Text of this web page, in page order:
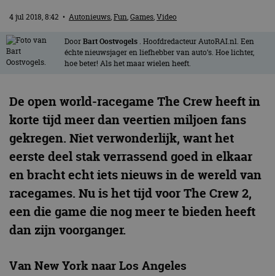
4 jul 2018, 8:42 • Autonieuws,Fun,Games,Video
DoorBart Oostvogels . Hoofdredacteur AutoRAI.nl. Een
échte nieuwsjager en liefhebber van auto’s. Hoe lichter,
hoe beter! Als het maar wielen heeft.
De open world-racegame The Crew heeft in
korte tijd meer dan veertien miljoen fans
gekregen. Niet verwonderlijk, want het
eerste deel stak verrassend goed in elkaar
en bracht echt iets nieuws in de wereld van
racegames. Nu is het tijd voor The Crew 2,
een die game die nog meer te bieden heeft
dan zijn voorganger.
Van New York naar Los Angeles